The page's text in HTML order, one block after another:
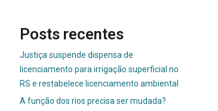
Posts recentes
Justiça suspende dispensa de
licenciamento para irrigação superficial no
RS e restabelece licenciamento ambiental
A função dos rios precisa ser mudada?